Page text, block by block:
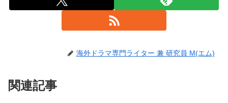
海外ドラマ専門ライター 兼 研究員 M(エム)
関連記事